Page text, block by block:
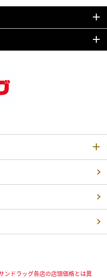
ンドラッグ各店の店頭価格とは異